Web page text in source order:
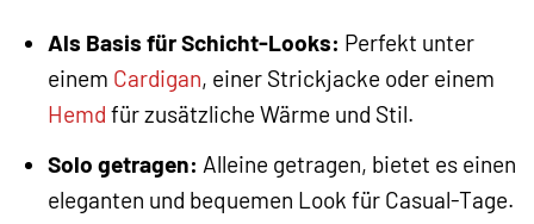
Als Basis für Schicht-Looks: Perfekt unter
einem Cardigan, einer Strickjacke oder einem
Hemd für zusätzliche Wärme und Stil.
Solo getragen: Alleine getragen, bietet es einen
eleganten und bequemen Look für Casual-Tage.